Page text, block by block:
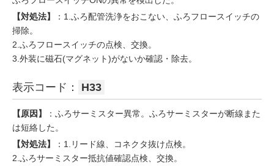
【対処法】
：1.ふろ配管洗浄をおこない、ふろフロースイッチの
掃除。
2.ふろフロースイッチの点検、交換。
3.外装に磁石(マグネット)がないか確認・除去。
表示コード： H33
【原因】
：ふろサーミスター異常。ふろサーミスターが断線また
は短絡した。
【対処法】
：1.リード線、コネクタ抜け点検。
2.ふろサーミスター抵抗値確認点検、交換。